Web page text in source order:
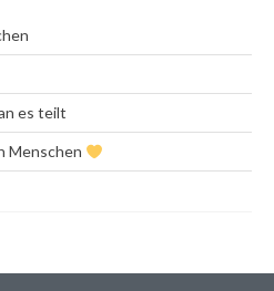
my Family
Heidi aka Zindika Ojambo
es teilt
Menschen